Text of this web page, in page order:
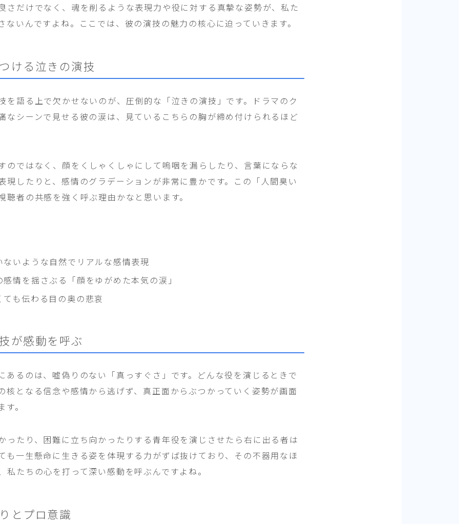
さだけでなく、魂を削るような表現力や役に対する真摯な姿勢が、私た
ないんですよね。ここでは、彼の演技の魅力の核心に迫っていきます。
ける泣きの演技
を語る上で欠かせないのが、圧倒的な「泣きの演技」です。ドラマのク
なシーンで見せる彼の涙は、見ているこちらの胸が締め付けられるほど
のではなく、顔をくしゃくしゃにして嗚咽を漏らしたり、言葉にならな
現したりと、感情のグラデーションが非常に豊かです。この「人間臭い
聴者の共感を強く呼ぶ理由かなと思います。
ないような自然でリアルな感情表現
情を揺さぶる「顔をゆがめた本気の涙」
も伝わる目の奥の悲哀
が感動を呼ぶ
あるのは、嘘偽りのない「真っすぐさ」です。どんな役を演じるときで
核となる信念や感情から逃げず、真正面からぶつかっていく姿勢が画面
。
ったり、困難に立ち向かったりする青年役を演じさせたら右に出る者は
も一生懸命に生きる姿を体現する力がずば抜けており、その不器用なほ
私たちの心を打って深い感動を呼ぶんですよね。
とプロ意識